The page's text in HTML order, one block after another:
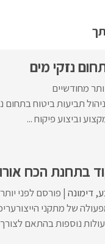
נזקי מים
מחודשיים
תביעות ביטוח בתחום
וביצוע פיקוח ...
בתחנת הכח
דימונה פורסם לפני
של מתקני
נוספות בהתאם